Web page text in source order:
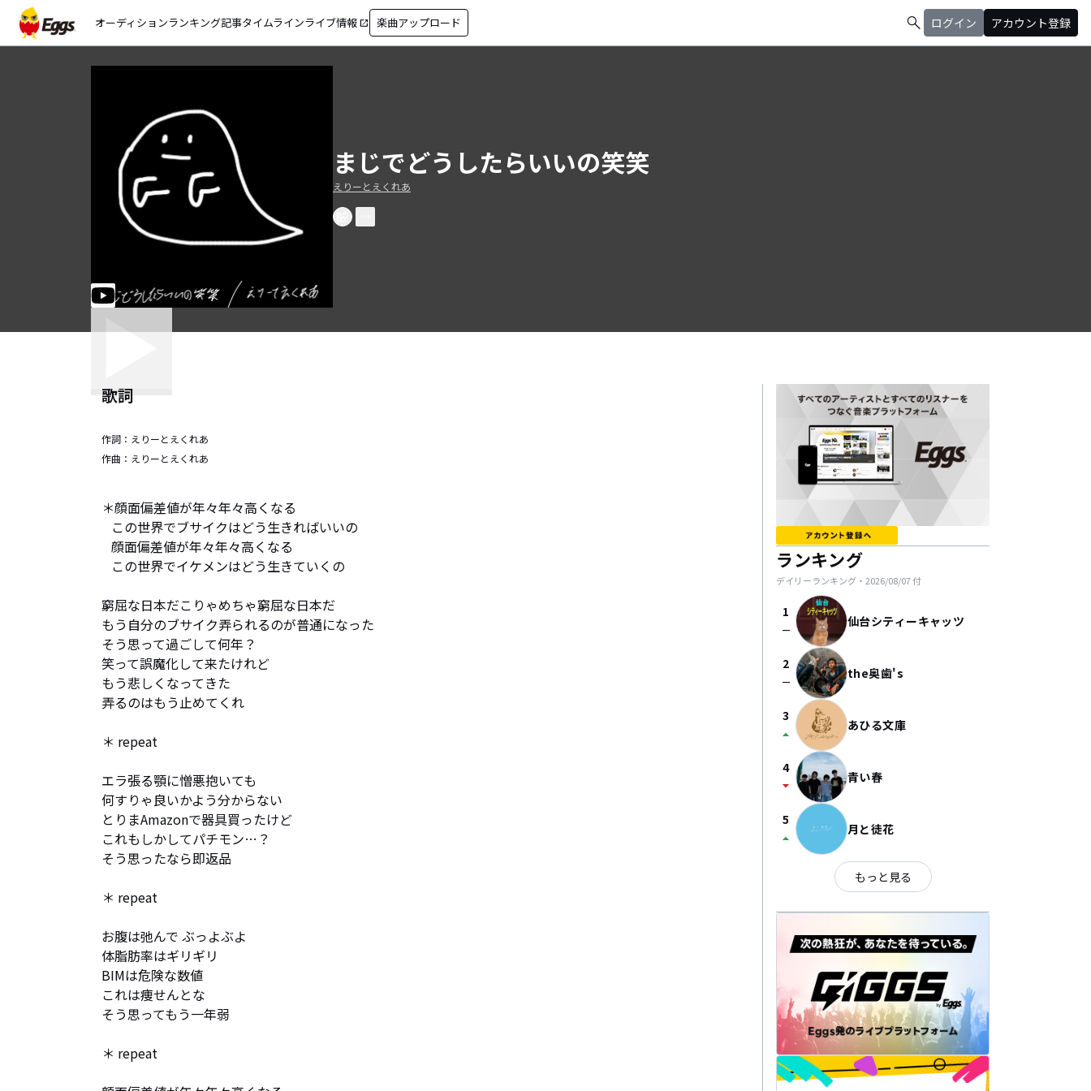
オーディションランキング記事タイムラインライブ情報 open_in_new 楽曲アップロード search ログイン アカウント登録
まじでどうしたらいいの笑笑
えりーとえくれあ
歌詞
作詞： えりーとえくれあ
作曲： えりーとえくれあ
＊顔面偏差値が年々年々高くなる
窮屈な日本だこりゃめちゃ窮屈な日本だ
もう自分のブサイク弄られるのが普通になった
そう思って過ごして何年？
笑って誤魔化して来たけれど
もう悲しくなってきた
弄るのはもう止めてくれ
＊ repeat
エラ張る顎に憎悪抱いても
何すりゃ良いかよう分からない
とりまAmazonで器具買ったけど
これもしかしてパチモン…？
そう思ったなら即返品
＊ repeat
お腹は弛んで ぶっよぶよ
体脂肪率はギリギリ
BIMは危険な数値
これは痩せんとな
そう思ってもう一年弱
＊ repeat
ランキング
デイリーランキング・ 2026/08/07付
1
check_indeterminate_small 仙台シティーキャッツ
2
check_indeterminate_small the奥歯's
3
arrow_drop_up あひる文庫
4
arrow_drop_down 青い春
5
arrow_drop_up 月と徒花
もっと見る